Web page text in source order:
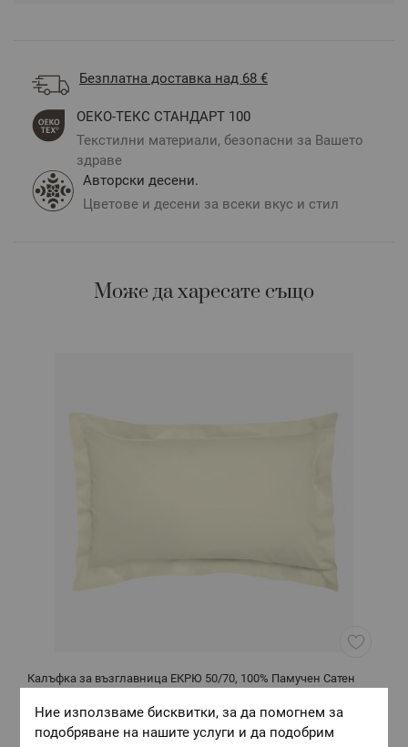
Безплатна доставка над 68 €
ОЕКО-ТЕКС СТАНДАРТ 100
Текстилни материали, безопасни за Вашето
здраве
Авторски десени.
Цветове и десени за всеки вкус и стил
Може да харесате също
Калъфка за възглавница ЕКРЮ 50/70, 100% Памучен Сатен
Размер:50/70
8,20 €/16,04 лв.
Ние използваме бисквитки, за да помогнем за
подобряване на нашите услуги и да подобрим